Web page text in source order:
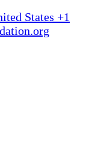
States +1